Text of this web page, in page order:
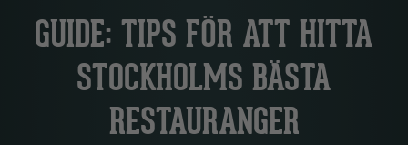
GUIDE: TIPS FÖR ATT HITTA
STOCKHOLMS BÄSTA
RESTAURANGER